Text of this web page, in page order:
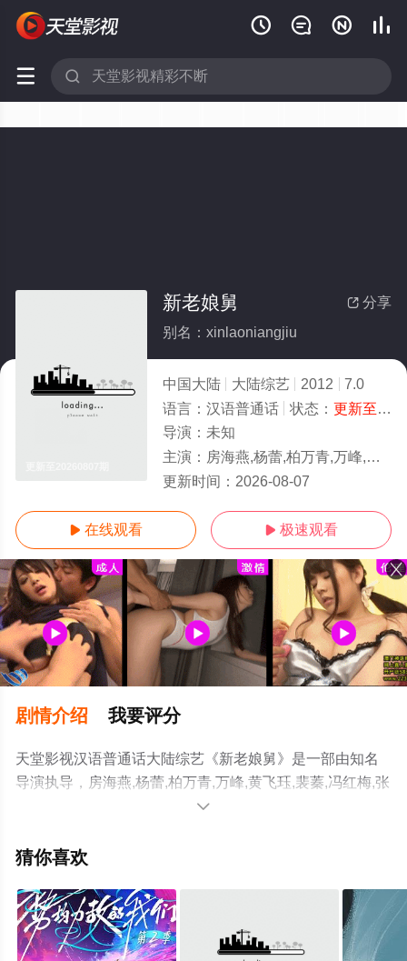
   
 
 分享
新老娘舅
别名：xinlaoniangjiu
中国大陆 大陆综艺 2012
7.0
语言： 汉语普通话 状态： 更新至20260807期
导演： 未知
主演： 房海燕,杨蕾,柏万青,万峰,黄飞珏,裴蓁,冯红梅,张兆国,黄红梅,蔚兰
更新时间： 2026-08-07
 在线观看  极速观看
剧情介绍 我要评分
天堂影视汉语普通话大陆综艺《新老娘舅》是一部由知名
导演执导，房海燕,杨蕾,柏万青,万峰,黄飞珏,裴蓁,冯红梅,张
兆国,黄红梅,蔚兰等演员精彩演绎的中国大陆综艺，手机免
剧情可移步至豆瓣综艺、电视猫或剧情网等平台了解。

猜你喜欢